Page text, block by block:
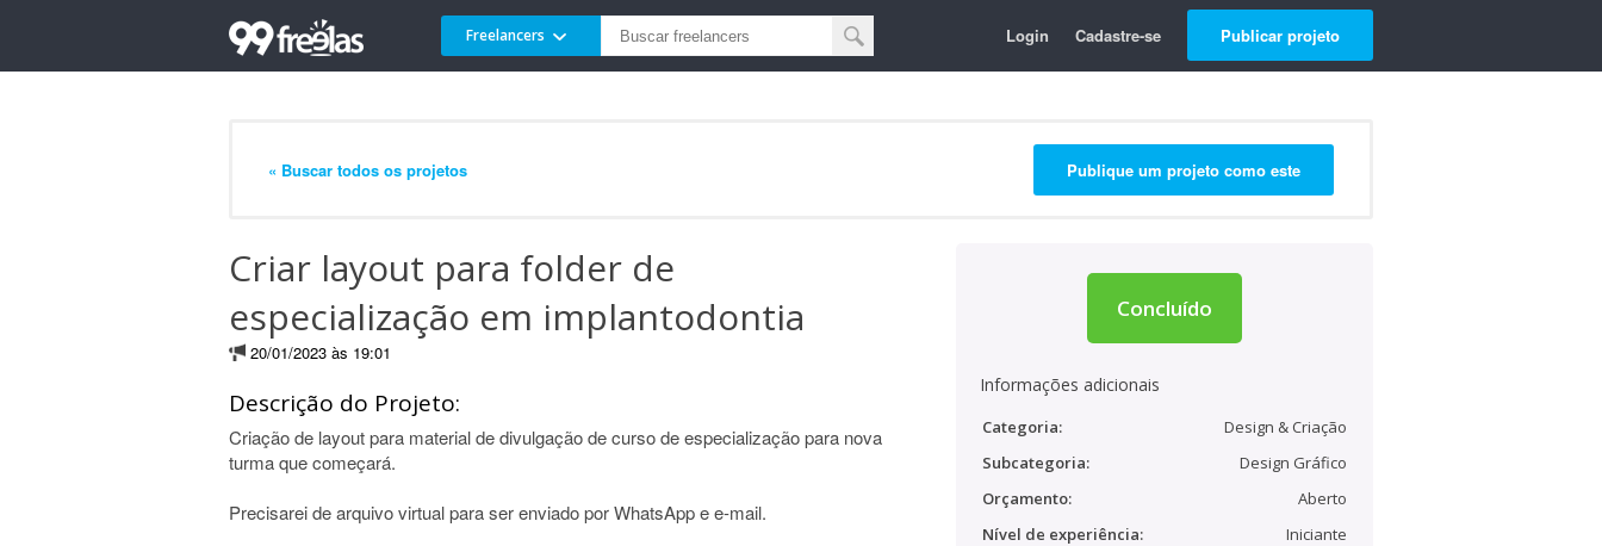
Freelancers Login Cadastre-se Publicar projeto
« Buscar todos os projetos Publique um projeto como este
Criar layout para folder de
especialização em implantodontia
20/01/2023 às 19:01
Descrição do Projeto:
Criação de layout para material de divulgação de curso de especialização para nova
turma que começará.
Precisarei de arquivo virtual para ser enviado por WhatsApp e e-mail.
Concluído
Informações adicionais
Categoria:
Design & Criação
Subcategoria:
Design Gráfico
Orçamento:
Aberto
Nível de experiência:
Iniciante